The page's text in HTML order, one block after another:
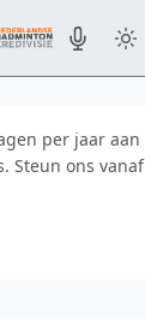
per jaar aan
Steun ons vanaf